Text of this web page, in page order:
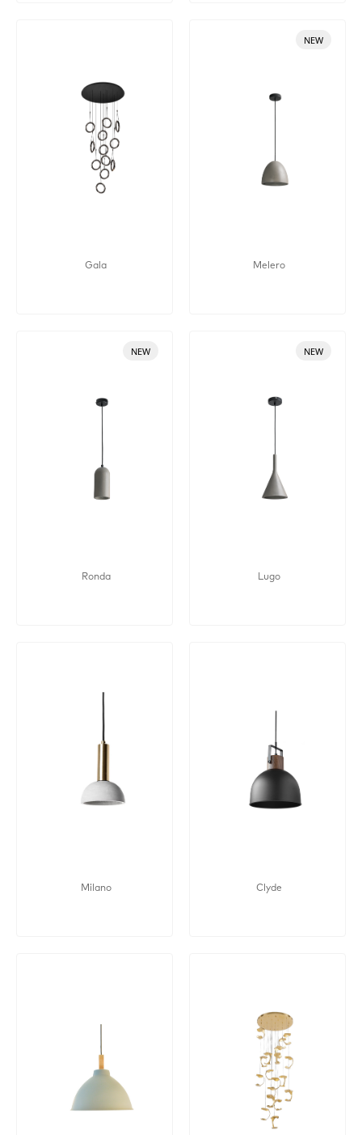
Gala Melero
NEW
Ronda
NEW
Lugo
NEW
Milano Clyde